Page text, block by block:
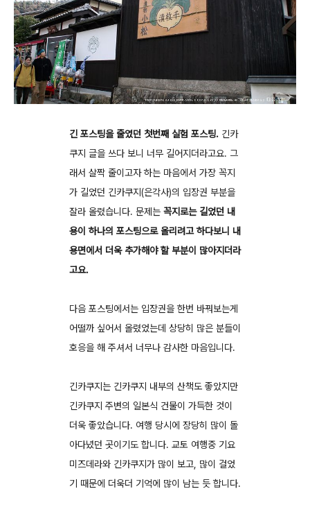
긴 포스팅을 줄였던 첫번째 실험 포스팅. 긴카
쿠지 글을 쓰다 보니 너무 길어지더라고요. 그
래서 살짝 줄이고자 하는 마음에서 가장 꼭지
가 길었던 긴카쿠지(은각사)의 입장권 부분을
잘라 올렸습니다. 문제는 꼭지로는 길었던 내
용이 하나의 포스팅으로 올리려고 하다보니 내
용면에서 더욱 추가해야 할 부분이 많아지더라
고요.
다음 포스팅에서는 입장권을 한번 바꿔보는게
어떨까 싶어서 올렸었는데 상당히 많은 분들이
호응을 해 주셔서 너무나 감사한 마음입니다.
긴카쿠지는 긴카쿠지 내부의 산책도 좋았지만
긴카쿠지 주변의 일본식 건물이 가득한 것이
더욱 좋았습니다. 여행 당시에 장당히 많이 돌
아다녔던 곳이기도 합니다. 교토 여행중 기요
미즈데라와 긴카쿠지가 많이 보고, 많이 걸었
기 때문에 더욱더 기억에 많이 남는 듯 합니다.